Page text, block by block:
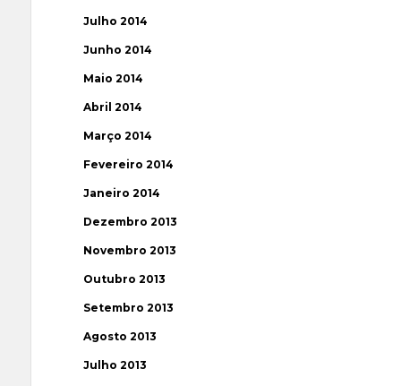
Julho 2014
Junho 2014
Maio 2014
Abril 2014
Março 2014
Fevereiro 2014
Janeiro 2014
Dezembro 2013
Novembro 2013
Outubro 2013
Setembro 2013
Agosto 2013
Julho 2013